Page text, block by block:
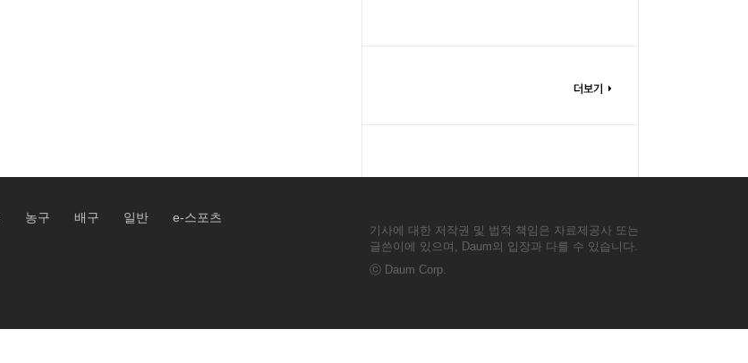
농구 배구 일반 e-스포츠
기사에 대한 저작권 및 법적 책임은 자료제공사 또는
글쓴이에 있으며, Daum의 입장과 다를 수 있습니다.
ⓒ Daum Corp.